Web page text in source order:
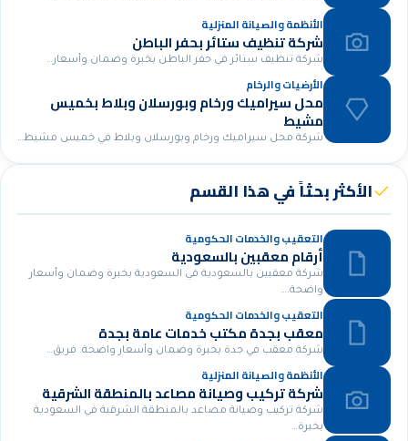
الأنظمة والصيانة المنزلية
شركة تنظيف ستائر بحفر الباطن
شركة تنظيف ستائر في حفر الباطن بخبرة وضمان وأسعار…
الأرضيات والرخام
محل سيراميك ورخام وبورسلان وبلاط بخميس
مشيط
شركة محل سيراميك ورخام وبورسلان وبلاط في خميس مشيط…
الأكثر بحثاً في هذا القسم
التعقيب والخدمات الحكومية
أرقام معقبين بالسعودية
شركة معقبين بالسعودية في السعودية بخبرة وضمان وأسعار
واضحة.…
التعقيب والخدمات الحكومية
معقب بجدة مكتب خدمات عامة بجدة
شركة معقب في جدة بخبرة وضمان وأسعار واضحة. فريق…
الأنظمة والصيانة المنزلية
شركة تركيب وصيانة مصاعد بالمنطقة الشرقية
شركة تركيب وصيانة مصاعد بالمنطقة الشرقية في السعودية
بخبرة…